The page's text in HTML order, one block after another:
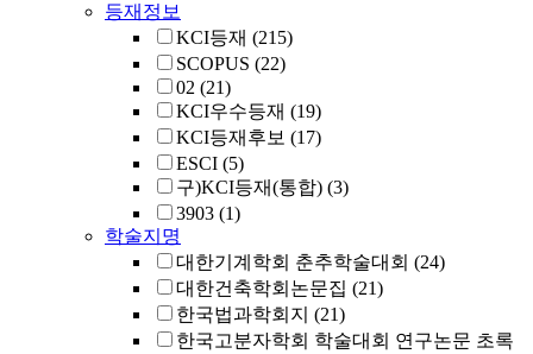
등재정보
KCI등재 (215)
SCOPUS (22)
02 (21)
KCI우수등재 (19)
KCI등재후보 (17)
ESCI (5)
구)KCI등재(통합) (3)
3903 (1)
학술지명
대한기계학회 춘추학술대회 (24)
대한건축학회논문집 (21)
한국법과학회지 (21)
한국고분자학회 학술대회 연구논문 초록